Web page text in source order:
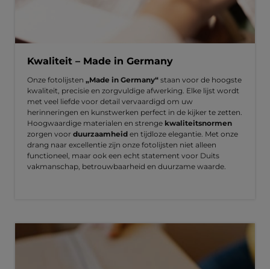
Kwaliteit – Made in Germany
Onze fotolijsten „Made in Germany“ staan voor de hoogste
kwaliteit, precisie en zorgvuldige afwerking. Elke lijst wordt
met veel liefde voor detail vervaardigd om uw
herinneringen en kunstwerken perfect in de kijker te zetten.
Hoogwaardige materialen en strenge kwaliteitsnormen
zorgen voor duurzaamheid en tijdloze elegantie. Met onze
drang naar excellentie zijn onze fotolijsten niet alleen
functioneel, maar ook een echt statement voor Duits
vakmanschap, betrouwbaarheid en duurzame waarde.